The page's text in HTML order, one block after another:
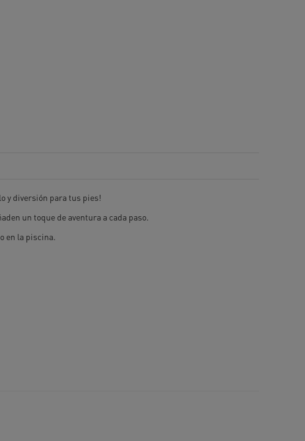
y diversión para tus pies!
un toque de aventura a cada paso.
en la piscina.